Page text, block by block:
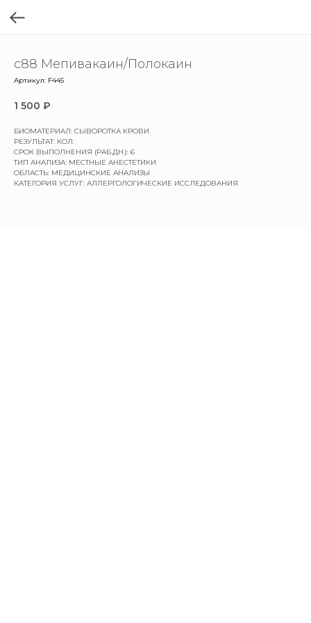
с88 Мепивакаин/Полокаин
Артикул: F445
1 500 ₽
БИОМАТЕРИАЛ: СЫВОРОТКА КРОВИ
РЕЗУЛЬТАТ: КОЛ.
СРОК ВЫПОЛНЕНИЯ (РАБ.ДН.): 6
ТИП АНАЛИЗА: МЕСТНЫЕ АНЕСТЕТИКИ
ОБЛАСТЬ: МЕДИЦИНСКИЕ АНАЛИЗЫ
КАТЕГОРИЯ УСЛУГ: АЛЛЕРГОЛОГИЧЕСКИЕ ИССЛЕДОВАНИЯ